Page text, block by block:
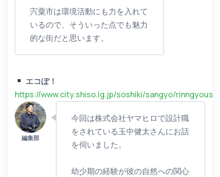
宍粟市は環境活動にも力を入れて
いるので、そういった点でも魅力
的な街だと思います。
エコぽ！
https://www.city.shiso.lg.jp/soshiki/sangyo/
今回は株式会社ヤマヒロで設計職
をされている玉中健太さんにお話
を伺いました。
幼少期の経験が彼の自然への関心